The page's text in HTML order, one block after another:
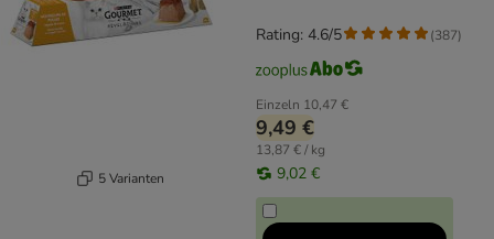
5 Varianten
Einzeln 10,47 €
9,49 €
13,87 € / kg
9,02 €
Rating: 4.6/5 (387)